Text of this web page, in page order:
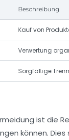
Beschreibung
Kauf von
Verwertung
Sorgfältige
ist die
können.